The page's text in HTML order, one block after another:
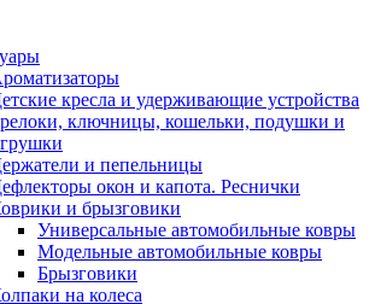
кресла и удерживающие устройства
ключницы, кошельки, подушки и
и пепельницы
окон и капота. Реснички
и брызговики
Универсальные автомобильные ковры
Модельные автомобильные ковры
Брызговики
на колеса